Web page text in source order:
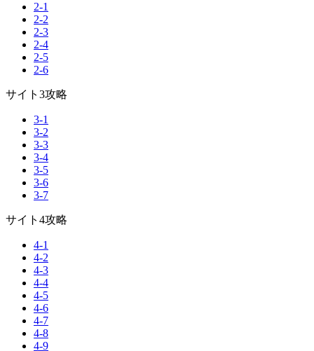
2-1
2-2
2-3
2-4
2-5
2-6
サイト3攻略
3-1
3-2
3-3
3-4
3-5
3-6
3-7
サイト4攻略
4-1
4-2
4-3
4-4
4-5
4-6
4-7
4-8
4-9